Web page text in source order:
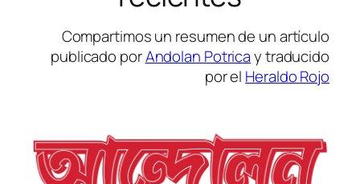
Compartimos un resumen de un artículo
publicado porAndolan Potricay traducido
por el Heraldo Rojo